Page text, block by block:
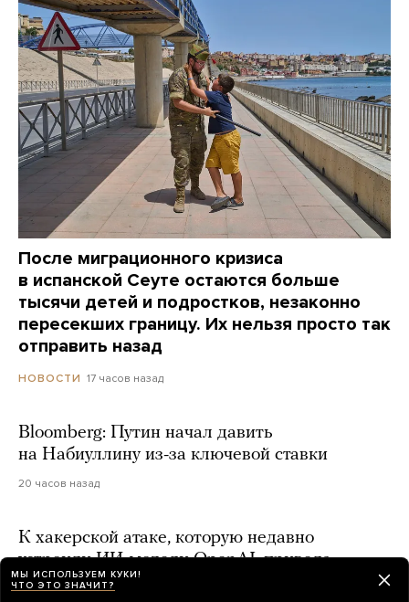
После миграционного кризиса
в испанской Сеуте остаются больше
тысячи детей и подростков, незаконно
пересекших границу. Их нельзя просто так
отправить назад
НОВОСТИ 17 часов назад
Bloomberg: Путин начал давить
на Набиуллину из-за ключевой ставки
20 часов назад
К хакерской атаке, которую недавно
устроили ИИ-модели OpenAI, привела
ошибка разработчиков в постановке задачи
МЫ ИСПОЛЬЗУЕМ КУКИ!
ЧТО ЭТО ЗНАЧИТ?